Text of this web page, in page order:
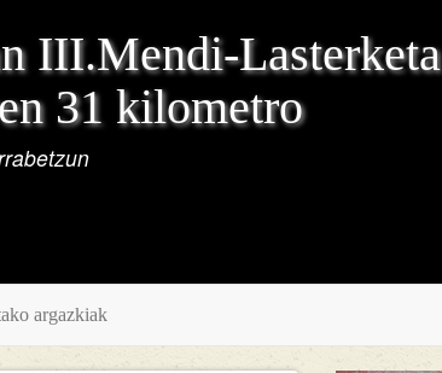
III.Mendi-Lasterketa
31 kilometro
argazkiak